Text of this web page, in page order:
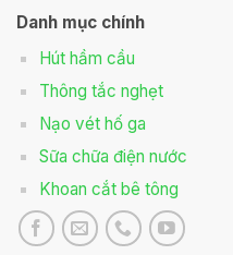
Danh mục chính
Hút hầm cầu
Thông tắc nghẹt
Nạo vét hố ga
Sữa chữa điện nước
Khoan cắt bê tông